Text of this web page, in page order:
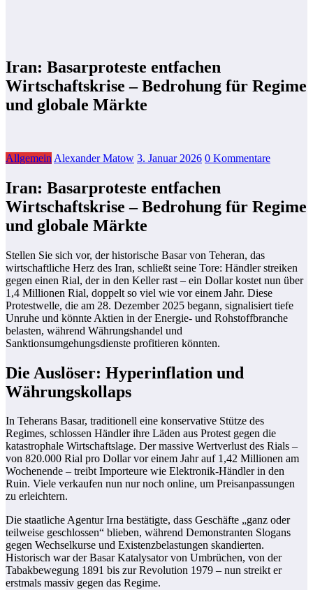
Iran: Basarproteste entfachen
Wirtschaftskrise – Bedrohung für Regime
und globale Märkte
Allgemein Alexander Matow 3. Januar 2026 0 Kommentare
Iran: Basarproteste entfachen
Wirtschaftskrise – Bedrohung für Regime
und globale Märkte
Stellen Sie sich vor, der historische Basar von Teheran, das
wirtschaftliche Herz des Iran, schließt seine Tore: Händler streiken
gegen einen Rial, der in den Keller rast – ein Dollar kostet nun über
1,4 Millionen Rial, doppelt so viel wie vor einem Jahr. Diese
Protestwelle, die am 28. Dezember 2025 begann, signalisiert tiefe
Unruhe und könnte Aktien in der Energie- und Rohstoffbranche
belasten, während Währungshandel und
Sanktionsumgehungsdienste profitieren könnten.
Die Auslöser: Hyperinflation und
Währungskollaps
In Teherans Basar, traditionell eine konservative Stütze des
Regimes, schlossen Händler ihre Läden aus Protest gegen die
katastrophale Wirtschaftslage. Der massive Wertverlust des Rials –
von 820.000 Rial pro Dollar vor einem Jahr auf 1,42 Millionen am
Wochenende – treibt Importeure wie Elektronik-Händler in den
Ruin. Viele verkaufen nun nur noch online, um Preisanpassungen
zu erleichtern.
Die staatliche Agentur Irna bestätigte, dass Geschäfte „ganz oder
teilweise geschlossen“ blieben, während Demonstranten Slogans
gegen Wechselkurse und Existenzbelastungen skandierten.
Historisch war der Basar Katalysator von Umbrüchen, von der
Tabakbewegung 1891 bis zur Revolution 1979 – nun streikt er
erstmals massiv gegen das Regime.